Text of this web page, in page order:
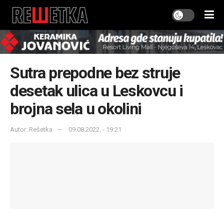
Sutra prepodne bez struje
desetak ulica u Leskovcu i
brojna sela u okolini
Autor: Rešetka 09.08.2022. - 19:21